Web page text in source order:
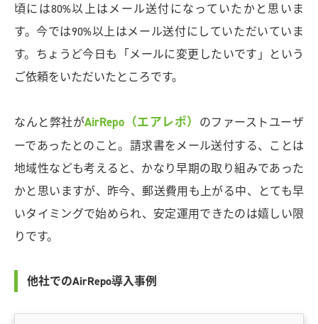
頃には80%以上はメール送付になっていたかと思いま
す。今では90%以上はメール送付にしていただいていま
す。ちょうど今日も「メールに変更したいです」という
ご依頼をいただいたところです。
なんと弊社がAirRepo（エアレポ）
のファーストユーザ
ーであったとのこと。請求書をメール送付する、ことは
地域性なども考えると、かなり早期の取り組みであった
かと思いますが、昨今、郵送費用も上がる中、とても早
いタイミングで始められ、安定運用できたのは嬉しい限
りです。
他社でのAirRepo導入事例